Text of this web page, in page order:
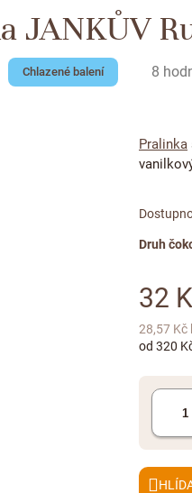
JANKŮV
Chlazené balení
4,5
z
8
32
28,57 Kč
Měrná
od 320
Druh
Pralinka